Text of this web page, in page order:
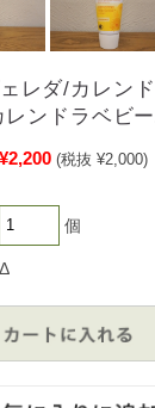
レダ/カレン
ンドラベビ
¥2,200 (税抜 ¥2,000)
個
Δ